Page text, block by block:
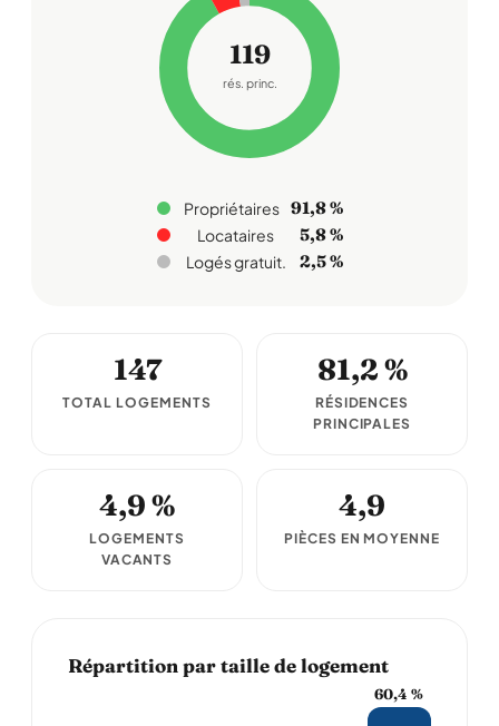
119
rés. princ.
Propriétaires 91,8 %
Locataires 5,8 %
Logés gratuit. 2,5 %
147
TOTAL LOGEMENTS
81,2 %
RÉSIDENCES
PRINCIPALES
4,9 %
LOGEMENTS
VACANTS
4,9
PIÈCES EN MOYENNE
Répartition par taille de logement
60,4 %